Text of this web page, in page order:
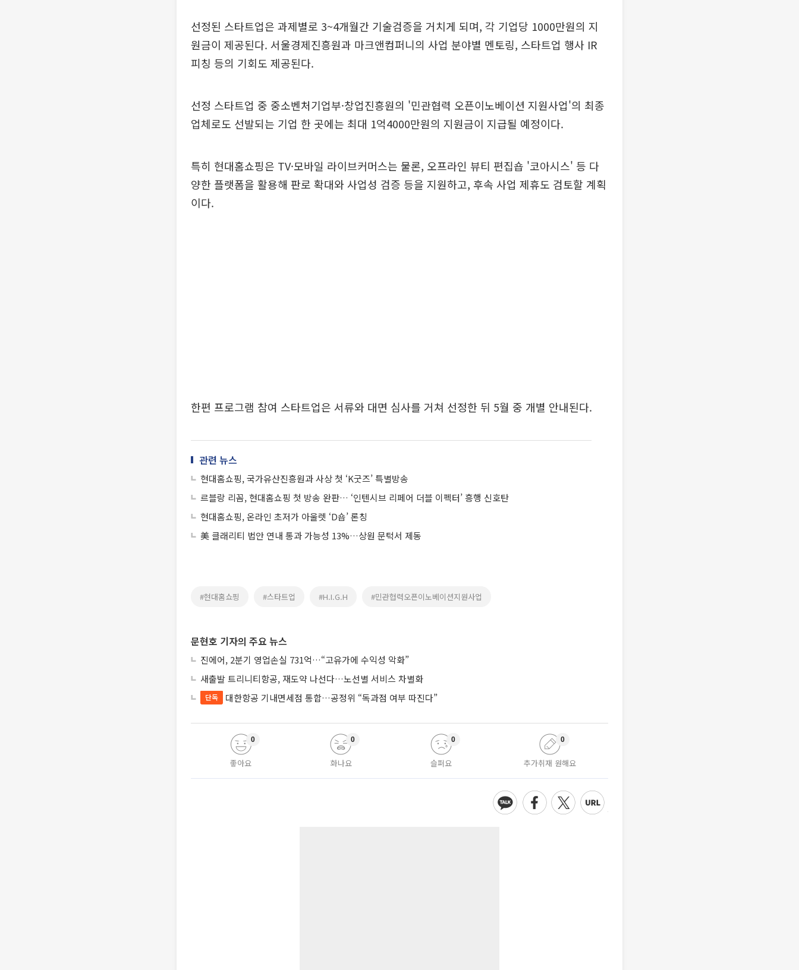
선정된 스타트업은 과제별로 3~4개월간 기술검증을 거치게 되며, 각 기업당 1000만원의 지
원금이 제공된다. 서울경제진흥원과 마크앤컴퍼니의 사업 분야별 멘토링, 스타트업 행사 IR
피칭 등의 기회도 제공된다.
선정 스타트업 중 중소벤처기업부·창업진흥원의 '민관협력 오픈이노베이션 지원사업'의 최종
업체로도 선발되는 기업 한 곳에는 최대 1억4000만원의 지원금이 지급될 예정이다.
특히 현대홈쇼핑은 TV·모바일 라이브커머스는 물론, 오프라인 뷰티 편집숍 '코아시스' 등 다
양한 플랫폼을 활용해 판로 확대와 사업성 검증 등을 지원하고, 후속 사업 제휴도 검토할 계획
이다.
한편 프로그램 참여 스타트업은 서류와 대면 심사를 거쳐 선정한 뒤 5월 중 개별 안내된다.
관련 뉴스
현대홈쇼핑, 국가유산진흥원과 사상 첫 ‘K굿즈’ 특별방송
르블랑 리꼼, 현대홈쇼핑 첫 방송 완판… ‘인텐시브 리페어 더블 이펙터’ 흥행 신호탄
현대홈쇼핑, 온라인 초저가 아울렛 ‘D숍’ 론칭
美 클래리티 법안 연내 통과 가능성 13%…상원 문턱서 제동
#현대홈쇼핑 #스타트업 #H.I.G.H #민관협력오픈이노베이션지원사업
문현호 기자의 주요 뉴스
진에어, 2분기 영업손실 731억…“고유가에 수익성 악화”
새출발 트리니티항공, 재도약 나선다…노선별 서비스 차별화
단독 대한항공 기내면세점 통합…공정위 “독과점 여부 따진다”
좋아요
0
화나요
0
슬퍼요
0
추가취재 원해요
0